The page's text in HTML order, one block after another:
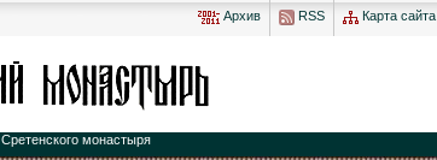
Архив RSS Карта сайта
монастыря